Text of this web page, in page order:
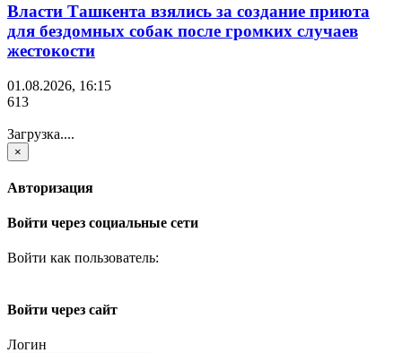
Власти Ташкента взялись за создание приюта
для бездомных собак после громких случаев
жестокости
01.08.2026, 16:15
613
Загрузка....
×
Авторизация
Войти через социальные сети
Войти как пользователь:
Войти через сайт
Логин